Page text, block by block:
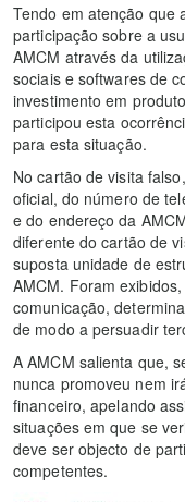
Tendo em atenção que
participação sobre a
AMCM através da
sociais e softwares de
investimento em
participou esta
para esta situação.
No cartão de visita
oficial, do número de
e do endereço da
diferente do cartão de
suposta unidade de
AMCM. Foram
comunicação,
de modo a persuadir
A AMCM salienta que,
nunca promoveu nem
financeiro, apelando
situações em que se
deve ser objecto de
competentes.